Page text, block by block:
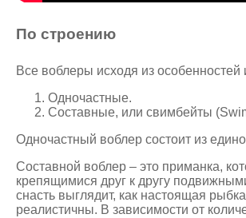
По строению
Все воблеры исходя из
Одночастные.
Составные, или свимбейты
Одночастный воблер состоит из
Составной воблер – это приманка,
крепящимися друг к другу
снасть выглядит, как настоящая
реалистичны. В зависимости от